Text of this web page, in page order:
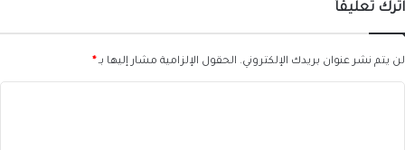
اترك تعليقاً
لن يتم نشر عنوان بريدك الإلكتروني. الحقول الإلزامية مشار إليها بـ *